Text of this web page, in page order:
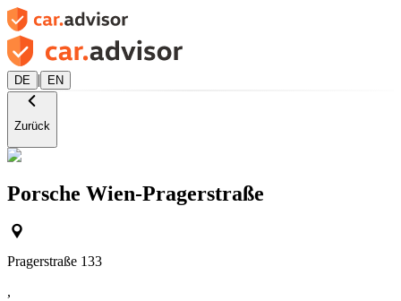
DE | EN
Zurück
Porsche Wien-Pragerstraße
Pragerstraße 133
,